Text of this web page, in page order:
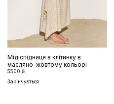
Мідіспідниця в клітинку в
масляно-жовтому кольорі
5500 ₴
Закінчується